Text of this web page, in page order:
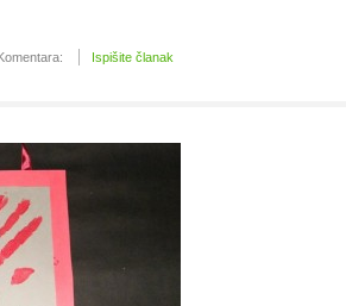
Ispišite članak